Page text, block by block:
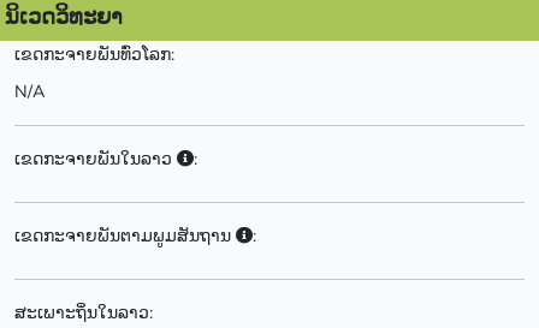
ນິເວດວິທະຍາ
ເຂດກະຈາຍພັນທົ່ວໂລກ:
N/A
ເຂດກະຈາຍພັນໃນລາວ :
ເຂດກະຈາຍພັນຕາມພູມສັນຖານ :
ສະເພາະຖິ່ນໃນລາວ: